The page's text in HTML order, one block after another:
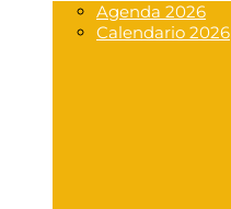
Agenda 2026
Calendario 2026